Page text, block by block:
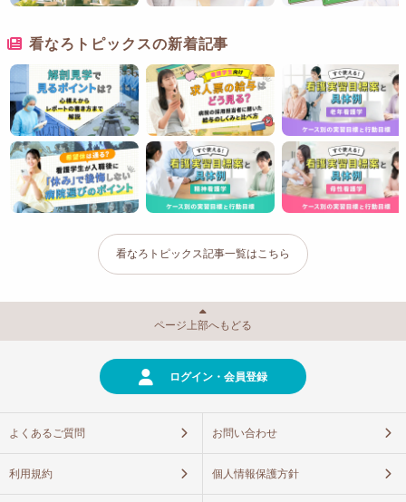
看なろトピックスの新着記事
看なろトピックス記事一覧はこちら
ページ上部へもどる
ログイン・会員登録
よくあるご質問 お問い合わせ
利用規約 個人情報保護方針